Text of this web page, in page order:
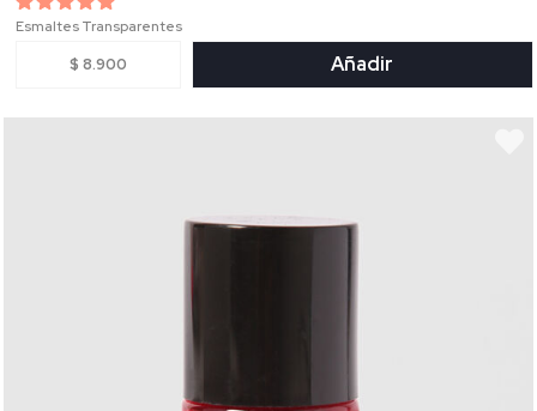
Esmaltes Transparentes
$ 8.900 Añadir